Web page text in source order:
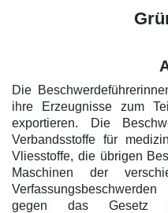
Die
ihre Erzeugnisse zum
exportieren. Die
Verbandsstoffe für
Vliesstoffe, die übrigen
Maschinen der
gegen das Gesetz